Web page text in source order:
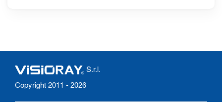
S.r.l.
Copyright 2011 - 2026